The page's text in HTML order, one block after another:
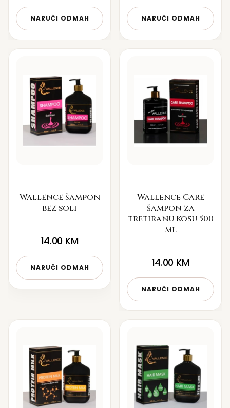
NARUČI ODMAH NARUČI ODMAH
Wallence šampon
bez soli
14.00 KM
NARUČI ODMAH
Wallence Care
šampon za
tretiranu kosu 500
ml
14.00 KM
NARUČI ODMAH